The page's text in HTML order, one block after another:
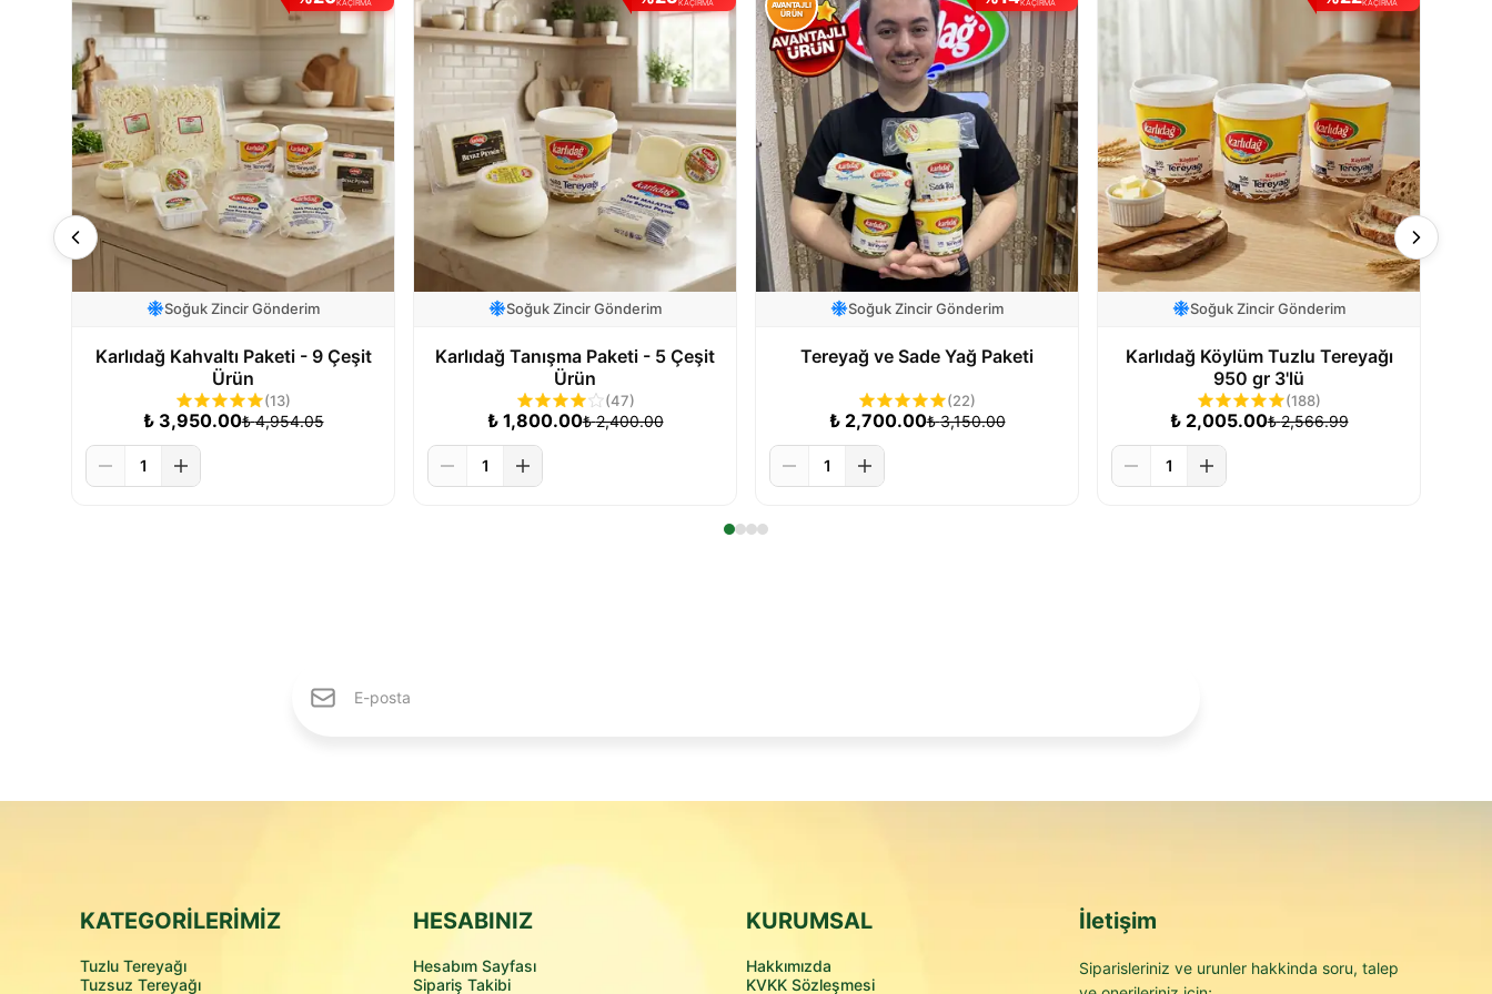
KAÇIRMA
Soğuk Zincir Gönderim
Karlıdağ Kahvaltı Paketi - 9 Çeşit
Ürün
(13)
₺ 3,950.00₺ 4,954.05
1
KAÇIRMA
Soğuk Zincir Gönderim
Karlıdağ Tanışma Paketi - 5 Çeşit
Ürün
(47)
₺ 1,800.00₺ 2,400.00
1
AVANTAJLI
ÜRÜN
KAÇIRMA
Soğuk Zincir Gönderim
Tereyağ ve Sade Yağ Paketi
(22)
₺ 2,700.00₺ 3,150.00
1
KAÇIRMA
Soğuk Zincir Gönderim
Karlıdağ Köylüm Tuzlu Tereyağı
950 gr 3'lü
(188)
₺ 2,005.00₺ 2,566.99
1
KATEGORİLERİMİZ
Tuzlu Tereyağı
Tuzsuz Tereyağı
HESABINIZ
Hesabım Sayfası
Sipariş Takibi
KURUMSAL
Hakkımızda
KVKK Sözleşmesi
İletişim
Siparisleriniz ve urunler hakkinda soru, talep